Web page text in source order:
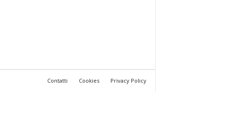
Contatti Cookies Privacy Policy